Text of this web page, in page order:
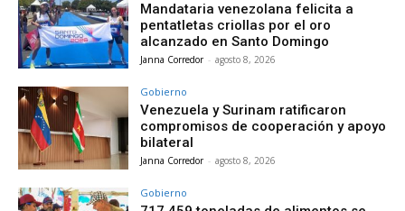
Mandataria venezolana felicita a
pentatletas criollas por el oro
alcanzado en Santo Domingo
Janna Corredor - agosto 8, 2026
Gobierno
Venezuela y Surinam ratificaron
compromisos de cooperación y apoyo
bilateral
Janna Corredor - agosto 8, 2026
Gobierno